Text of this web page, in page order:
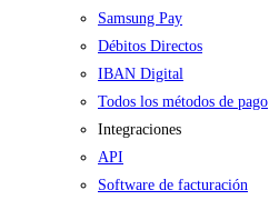
Samsung Pay
Débitos Directos
IBAN Digital
Todos los métodos de pago
Integraciones
API
Software de facturación